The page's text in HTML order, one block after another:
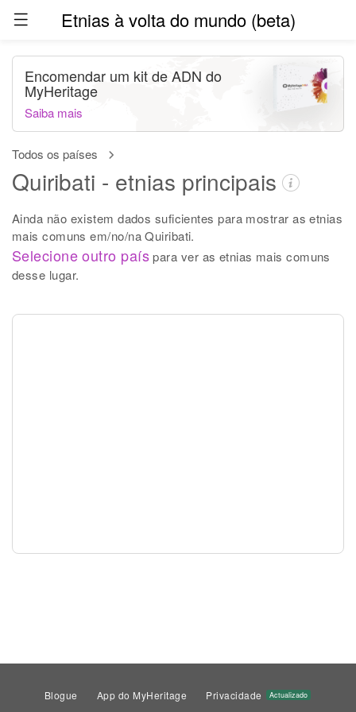
Etnias à volta do mundo (beta)
Todos os países
Quiribati - etnias principais
Ainda não existem dados suficientes para mostrar as etnias
mais comuns em/no/na Quiribati.
Selecione outro paíspara ver as etnias mais comuns
desse lugar.
Encomendar um kit de ADN do
MyHeritage
Saiba mais
Blogue App do MyHeritage Privacidade Actualizado